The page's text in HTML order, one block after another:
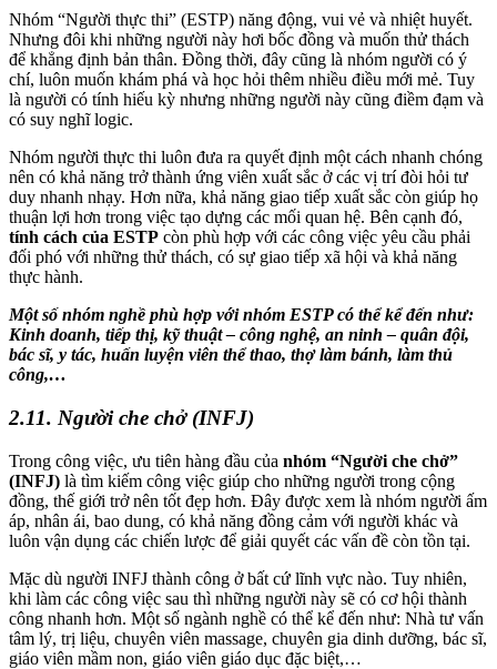
Nhóm “Người thực thi” (ESTP) năng động, vui vẻ và nhiệt huyết.
Nhưng đôi khi những người này hơi bốc đồng và muốn thử thách
để khẳng định bản thân. Đồng thời, đây cũng là nhóm người có ý
chí, luôn muốn khám phá và học hỏi thêm nhiều điều mới mẻ. Tuy
là người có tính hiếu kỳ nhưng những người này cũng điềm đạm và
có suy nghĩ logic.
Nhóm người thực thi luôn đưa ra quyết định một cách nhanh chóng
nên có khả năng trở thành ứng viên xuất sắc ở các vị trí đòi hỏi tư
duy nhanh nhạy. Hơn nữa, khả năng giao tiếp xuất sắc còn giúp họ
thuận lợi hơn trong việc tạo dựng các mối quan hệ. Bên cạnh đó,
tính cách của ESTP còn phù hợp với các công việc yêu cầu phải
đối phó với những thử thách, có sự giao tiếp xã hội và khả năng
thực hành.
Một số nhóm nghề phù hợp với nhóm ESTP có thể kể đến như:
Kinh doanh, tiếp thị, kỹ thuật – công nghệ, an ninh – quân đội,
bác sĩ, y tác, huấn luyện viên thể thao, thợ làm bánh, làm thủ
công,…
2.11. Người che chở (INFJ)
Trong công việc, ưu tiên hàng đầu của nhóm “Người che chở”
(INFJ) là tìm kiếm công việc giúp cho những người trong cộng
đồng, thế giới trở nên tốt đẹp hơn. Đây được xem là nhóm người ấm
áp, nhân ái, bao dung, có khả năng đồng cảm với người khác và
luôn vận dụng các chiến lược để giải quyết các vấn đề còn tồn tại.
Mặc dù người INFJ thành công ở bất cứ lĩnh vực nào. Tuy nhiên,
khi làm các công việc sau thì những người này sẽ có cơ hội thành
công nhanh hơn. Một số ngành nghề có thể kể đến như: Nhà tư vấn
tâm lý, trị liệu, chuyên viên massage, chuyên gia dinh dưỡng, bác sĩ,
giáo viên mầm non, giáo viên giáo dục đặc biệt,…